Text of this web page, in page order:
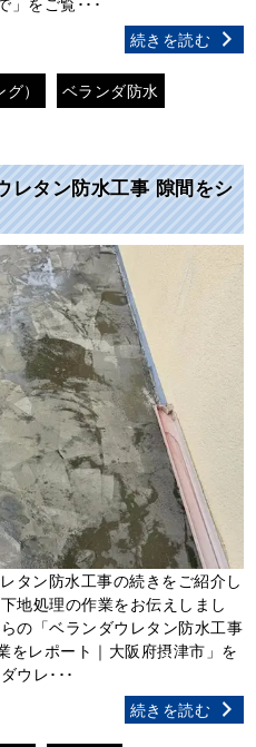
続きを読む
） ベランダ防水
レタン防水工事 隙間をシ
タン防水工事の続きをご紹介し
地処理の作業をお伝えしまし
の「ベランダウレタン防水工事
をレポート｜大阪府摂津市」を
ウレ･･･
続きを読む